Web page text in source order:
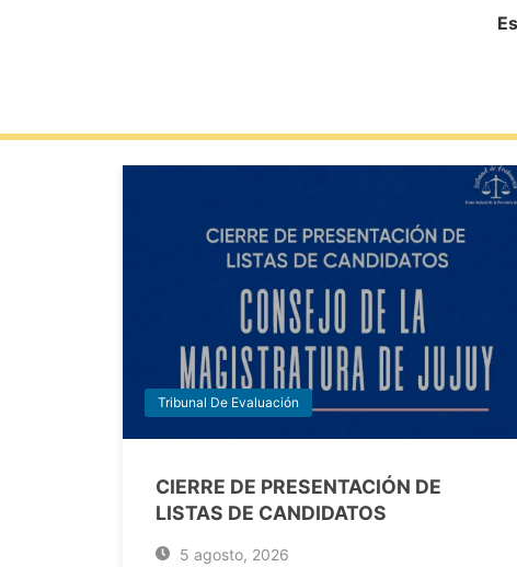
Tribunal De Evaluación
CIERRE DE PRESENTACIÓN DE
LISTAS DE CANDIDATOS
5 agosto, 2026